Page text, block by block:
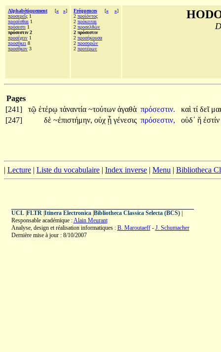
Alphabétiquement [« »]
προσερεῖς 1
προσέσθαι 1
πρόσεστι 1
πρόσεστιν 2
προσέχειν 1
προσήκει 8
προσῆκον 3
Fréquences [« »]
2 προϊόντος
2 πρόκειται
2 προσελθὼν
2 πρόσεστιν
2 προσήκουσα
2 προσορῶν
2 προτέρων
Pages
[241]
τῷ ἑτέρῳ τἀναντία ~τούτων ἀγαθὰ πρόσεστιν. καὶ τί δεῖ
[247]
δὲ ~ἐπιστήμην, οὐχ ᾗ γένεσις πρόσεστιν, οὐδ᾽ ἥ ἐστίν
| Lecture | Liste du vocabulaire | Index inverse | Menu | Bibliotheca
UCL| FLTR| Itinera Electronica| Bibliotheca Classica Selecta (BCS)|
Responsable académique :Alain Meurant
Analyse, design et réalisation informatiques : B. Maroutaeff- J. Schumacher
Dernière mise à jour : 8/10/2007